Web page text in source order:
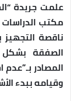
علمت جريدة
مكتب
ناقصة
الصفقة
المصادر بـ”عدم
وقيامه ببدء